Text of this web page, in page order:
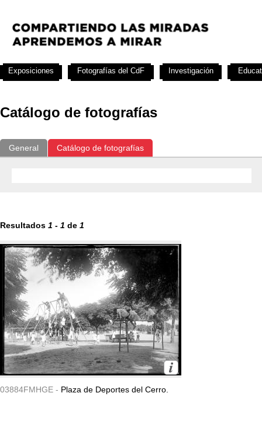
Catálogo de fotografías
General Catálogo de fotografías
Resultados 1 - 1 de 1
03884FMHGE - Plaza de Deportes del Cerro.
Exposiciones Fotografías del CdF Investigación